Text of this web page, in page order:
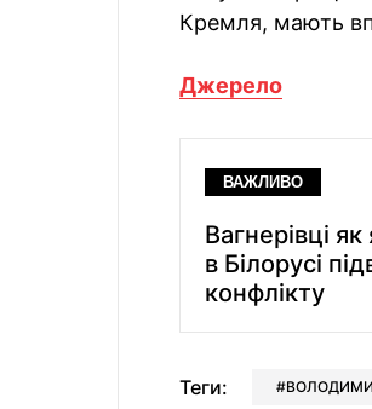
Кремля, мають
Джерело
ВАЖЛИВО
Вагнерівці
в Білорусі
конфлікту
Теги: